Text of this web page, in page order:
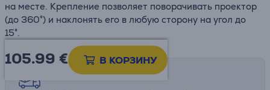
на месте. Крепление позволяет поворачивать проектор
(до 360°) и наклонять его в любую сторону на угол до
15°.
105.99 € В КОРЗИНУ
Возможности доставки